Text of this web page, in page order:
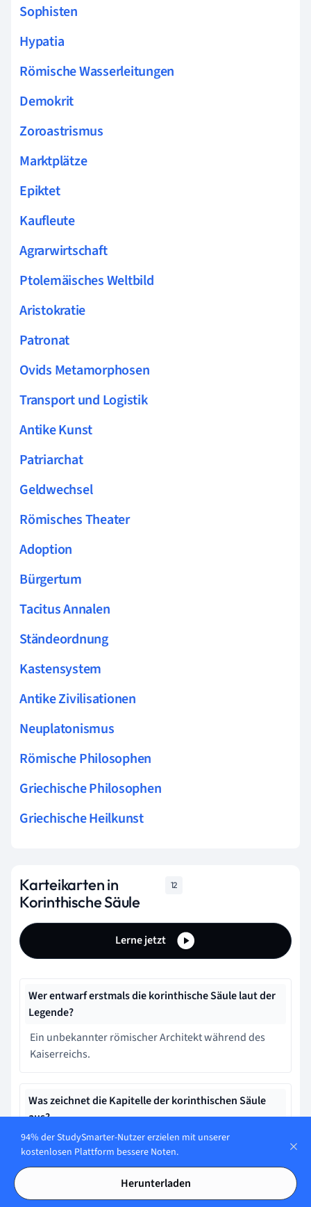
Sophisten
Hypatia
Römische Wasserleitungen
Demokrit
Zoroastrismus
Marktplätze
Epiktet
Kaufleute
Agrarwirtschaft
Ptolemäisches Weltbild
Aristokratie
Patronat
Ovids Metamorphosen
Transport und Logistik
Antike Kunst
Patriarchat
Geldwechsel
Römisches Theater
Adoption
Bürgertum
Tacitus Annalen
Ständeordnung
Kastensystem
Antike Zivilisationen
Neuplatonismus
Römische Philosophen
Griechische Philosophen
Griechische Heilkunst
Karteikarten in
Korinthische Säule
12
Lerne jetzt
Wer entwarf erstmals die korinthische Säule laut der
Legende?
Ein unbekannter römischer Architekt während des
Kaiserreichs.
Was zeichnet die Kapitelle der korinthischen Säule
aus?
Einfachheit ohne Muster
Welche Merkmale zeichnen die korinthische Säule
94% der StudySmarter-Nutzer erzielen mit unserer
kostenlosen Plattform bessere Noten.
Herunterladen